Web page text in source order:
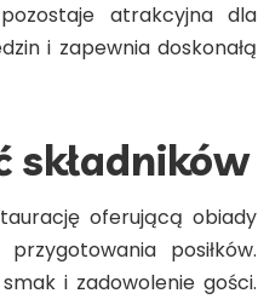
atrakcyjna dla
i zapewnia doskonałą
składników
oferującą obiady
posiłków.
i zadowolenie gości.